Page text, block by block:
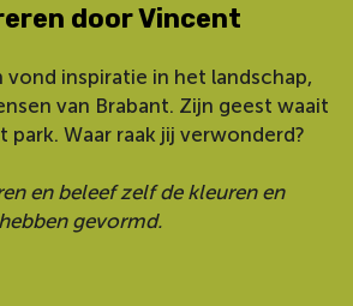
door Vincent
inspiratie in het landschap,
van Brabant. Zijn geest waait
Waar raak jij verwonderd?
en beleef zelf de kleuren en
gevormd.